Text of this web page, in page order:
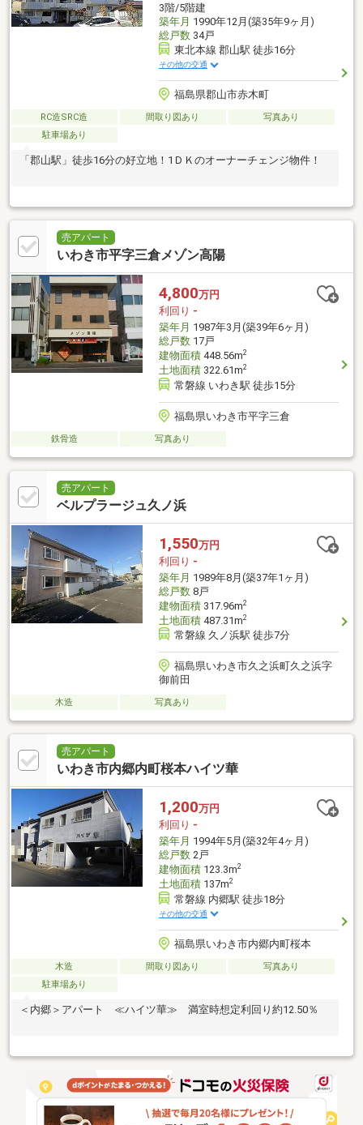
3階/5階建
築年月 1990年12月(築35年9ヶ月)
総戸数34戸
東北本線 郡山駅 徒歩16分
その他の交通
福島県郡山市赤木町
RC造SRC造 間取り図あり
写真あり
駐車場あり
「郡山駅」徒歩16分の好立地！1ＤＫのオーナーチェンジ物件！
売アパート
いわき市平字三倉メゾン高陽
4,800万円
利回り -
築年月 1987年3月(築39年6ヶ月)
総戸数17戸
建物面積448.56m2
土地面積322.61m2
常磐線 いわき駅 徒歩15分
福島県いわき市平字三倉
鉄骨造 写真あり
売アパート
ベルプラージュ久ノ浜
1,550万円
利回り -
築年月 1989年8月(築37年1ヶ月)
総戸数8戸
建物面積317.96m2
土地面積487.31m2
常磐線 久ノ浜駅 徒歩7分
福島県いわき市久之浜町久之浜字
御前田
木造 写真あり
売アパート
いわき市内郷内町桜本ハイツ華
1,200万円
利回り -
築年月 1994年5月(築32年4ヶ月)
総戸数2戸
建物面積123.3m2
土地面積137m2
常磐線 内郷駅 徒歩18分
その他の交通
福島県いわき市内郷内町桜本
木造 間取り図あり
写真あり
駐車場あり
＜内郷＞アパート ≪ハイツ華≫ 満室時想定利回り約12.50％